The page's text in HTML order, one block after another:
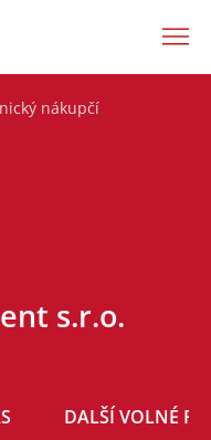
nákupčí
s.r.o.
DALŠÍ VOLNÉ